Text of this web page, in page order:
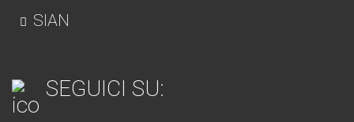
SIAN
SEGUICI SU: